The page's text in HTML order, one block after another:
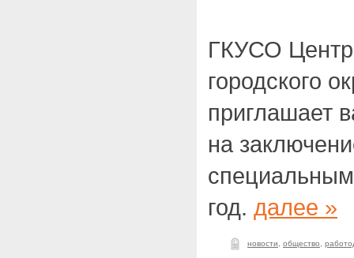
ГКУСО Центр
городского
приглашает
на
год. далее »
новости общество